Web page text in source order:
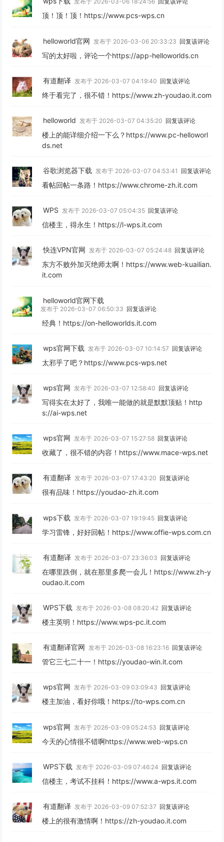
顶！顶！顶！https://www.pcs-wps.cn
helloworld官网 发布于 2026-03-06 20:33:23 回复该评论
写的太好啦，评论一个https://app-helloworlds.cn
有道翻译 发布于 2026-03-07 04:19:40 回复该评论
终于看完了，很不错！https://www.zh-youdao.it.com
helloworld 发布于 2026-03-07 04:35:20 回复该评论
楼上的能详细介绍一下么？https://www.pc-helloworl
ds.net
谷歌浏览器下载 发布于 2026-03-07 04:53:41 回复该评论
看帖回帖一条路！https://www.chrome-zh.it.com
WPS 发布于 2026-03-07 05:04:35 回复该评论
信楼主，得永生！https://l-wps.it.com
快连VPN官网 发布于 2026-03-07 05:24:48 回复该评论
东方不败外加灭绝师太啊！https://www.web-kuailian.
it.com
helloworld官网下载
发布于 2026-03-07 06:50:33 回复该评论
经典！https://on-helloworlds.it.com
wps官网下载 发布于 2026-03-07 10:14:57 回复该评论
太邪乎了吧？https://www.pcs-wps.net
wps官网 发布于 2026-03-07 12:58:40 回复该评论
写得实在太好了，我唯一能做的就是默默顶贴！http
s://ai-wps.net
wps官网 发布于 2026-03-07 15:27:58 回复该评论
收藏了，很不错的内容！https://www.mace-wps.net
有道翻译 发布于 2026-03-07 17:43:20 回复该评论
很有品味！https://youdao-zh.it.com
wps下载 发布于 2026-03-07 19:19:45 回复该评论
学习雷锋，好好回帖！https://www.offie-wps.com.cn
有道翻译 发布于 2026-03-07 23:36:03 回复该评论
在哪里跌倒，就在那里多爬一会儿！https://www.zh-y
oudao.it.com
WPS下载 发布于 2026-03-08 08:20:42 回复该评论
楼主英明！https://www.wps-pc.it.com
有道翻译官网 发布于 2026-03-08 16:23:16 回复该评论
管它三七二十一！https://youdao-win.it.com
wps官网 发布于 2026-03-09 03:09:43 回复该评论
楼主加油，看好你哦！https://to-wps.com.cn
wps官网 发布于 2026-03-09 05:24:53 回复该评论
今天的心情很不错啊https://www.web-wps.cn
WPS下载 发布于 2026-03-09 07:46:24 回复该评论
信楼主，考试不挂科！https://www.a-wps.it.com
有道翻译 发布于 2026-03-09 07:52:37 回复该评论
楼上的很有激情啊！https://zh-youdao.it.com